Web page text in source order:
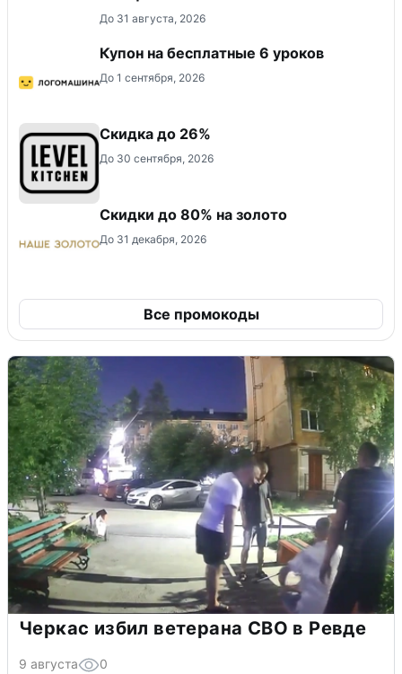
До 31 августа, 2026
Купон на бесплатные 6 уроков
До 1 сентября, 2026
Скидка до 26%
До 30 сентября, 2026
Скидки до 80% на золото
До 31 декабря, 2026
Все промокоды
Черкас избил ветерана СВО в Ревде
9 августа 0